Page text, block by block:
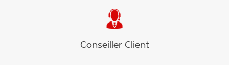
Conseiller Client